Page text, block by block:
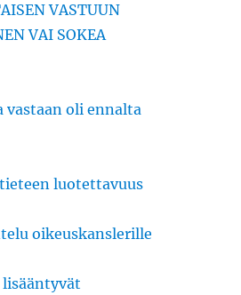
VASTUUN
VAI SOKEA
vastaan oli ennalta
luotettavuus
oikeuskanslerille
lisääntyvät